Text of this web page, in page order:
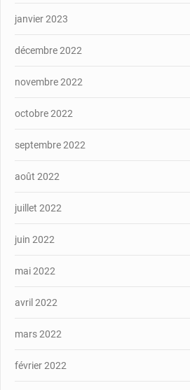
janvier 2023
décembre 2022
novembre 2022
octobre 2022
septembre 2022
août 2022
juillet 2022
juin 2022
mai 2022
avril 2022
mars 2022
février 2022